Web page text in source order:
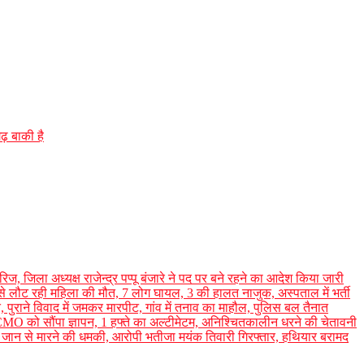
बाकी है
जिला अध्यक्ष राजेन्द्र पप्पू बंजारे ने पद पर बने रहने का आदेश किया जारी
रही महिला की मौत, 7 लोग घायल, 3 की हालत नाजुक, अस्पताल में भर्ती
विवाद में जमकर मारपीट, गांव में तनाव का माहौल, पुलिस बल तैनात
को सौंपा ज्ञापन, 1 हफ्ते का अल्टीमेटम, अनिश्चितकालीन धरने की चेतावनी
से मारने की धमकी, आरोपी भतीजा मयंक तिवारी गिरफ्तार, हथियार बरामद